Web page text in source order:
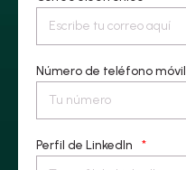
Número de teléfono móvil
Perfil de LinkedIn *